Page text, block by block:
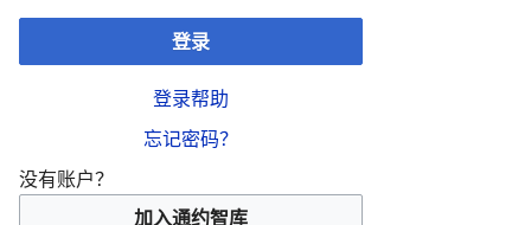
登录
登录帮助
忘记密码？
没有账户？
加入通约智库